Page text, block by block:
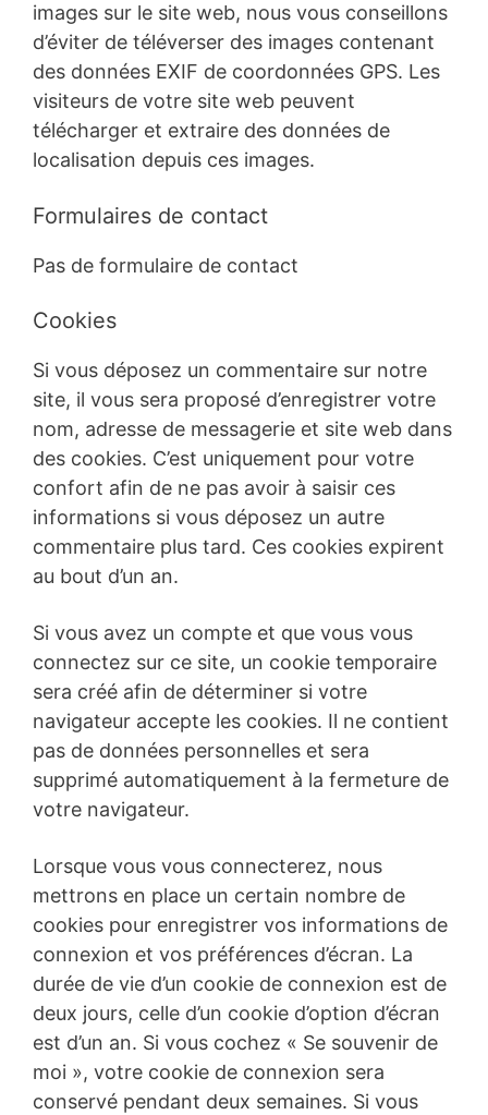
images sur le site web, nous vous conseillons
d’éviter de téléverser des images contenant
des données EXIF de coordonnées GPS. Les
visiteurs de votre site web peuvent
télécharger et extraire des données de
localisation depuis ces images.
Formulaires de contact
Pas de formulaire de contact
Cookies
Si vous déposez un commentaire sur notre
site, il vous sera proposé d’enregistrer votre
nom, adresse de messagerie et site web dans
des cookies. C’est uniquement pour votre
confort afin de ne pas avoir à saisir ces
informations si vous déposez un autre
commentaire plus tard. Ces cookies expirent
au bout d’un an.
Si vous avez un compte et que vous vous
connectez sur ce site, un cookie temporaire
sera créé afin de déterminer si votre
navigateur accepte les cookies. Il ne contient
pas de données personnelles et sera
supprimé automatiquement à la fermeture de
votre navigateur.
Lorsque vous vous connecterez, nous
mettrons en place un certain nombre de
cookies pour enregistrer vos informations de
connexion et vos préférences d’écran. La
durée de vie d’un cookie de connexion est de
deux jours, celle d’un cookie d’option d’écran
est d’un an. Si vous cochez « Se souvenir de
moi », votre cookie de connexion sera
conservé pendant deux semaines. Si vous